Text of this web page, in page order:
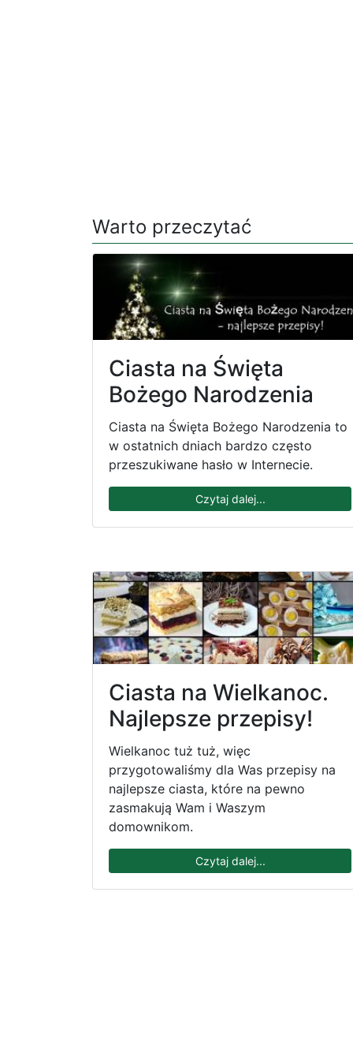
Warto przeczytać
Ciasta na Święta
Bożego Narodzenia
Ciasta na Święta Bożego Narodzenia to
w ostatnich dniach bardzo często
przeszukiwane hasło w Internecie.
Czytaj dalej...
Ciasta na Wielkanoc.
Najlepsze przepisy!
Wielkanoc tuż tuż, więc
przygotowaliśmy dla Was przepisy na
najlepsze ciasta, które na pewno
zasmakują Wam i Waszym
domownikom.
Czytaj dalej...